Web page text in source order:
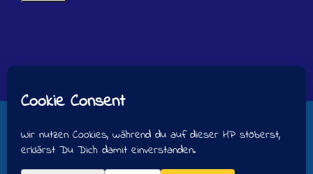
Schneesternchen's | All Rights Reserved